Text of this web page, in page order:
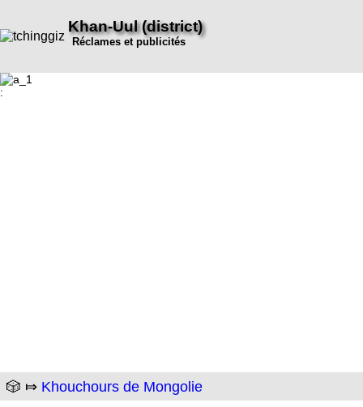
Khan-Uul (district)
Réclames et publicités
:
🎲 ⤇ Khouchours de Mongolie